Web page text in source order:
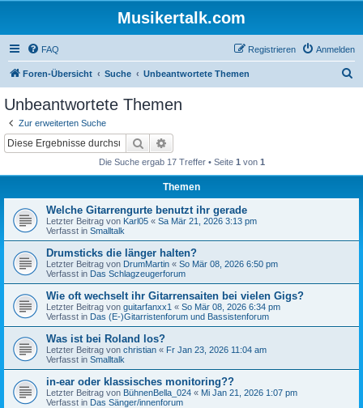
Musikertalk.com
FAQ Anmelden
Registrieren
Foren-Übersicht Suche Unbeantwortete Themen
Unbeantwortete Themen
Zur erweiterten Suche
Suche
Die Suche ergab 17 Treffer • Seite 1 von 1
Themen
Welche Gitarrengurte benutzt ihr gerade
Letzter Beitrag von Karl05 « Sa Mär 21, 2026 3:13 pm
Verfasst in Smalltalk
Drumsticks die länger halten?
Letzter Beitrag von DrumMartin « So Mär 08, 2026 6:50 pm
Verfasst in Das Schlagzeugerforum
Wie oft wechselt ihr Gitarrensaiten bei vielen Gigs?
Letzter Beitrag von guitarfanxx1 « So Mär 08, 2026 6:34 pm
Verfasst in Das (E-)Gitarristenforum und Bassistenforum
Was ist bei Roland los?
Letzter Beitrag von christian « Fr Jan 23, 2026 11:04 am
Verfasst in Smalltalk
in-ear oder klassisches monitoring??
Letzter Beitrag von BühnenBella_024 « Mi Jan 21, 2026 1:07 pm
Verfasst in Das Sänger/innenforum